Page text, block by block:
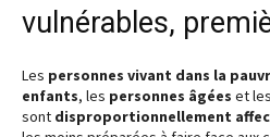
vulnérables,
Les personnes vivant dans la
enfants, les personnes âgées et les
sont disproportionnellement